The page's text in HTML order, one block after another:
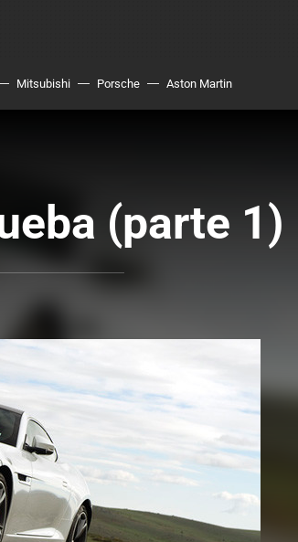
Mitsubishi Porsche Aston Martin
(parte 1)